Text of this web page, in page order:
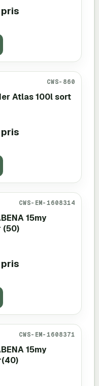
CWS-860
Atlas 100l sort
CWS-EM-1608314
15my
(50)
CWS-EM-1608371
15my